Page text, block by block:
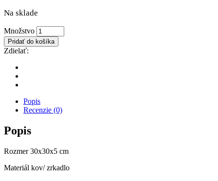
Na sklade
Podnos
chromová
kocka
deluxe
množstvo
Množstvo
Pridať do košíka
Zdielať:
Popis
Recenzie (0)
Popis
Rozmer 30x30x5 cm
Materiál kov/ zrkadlo